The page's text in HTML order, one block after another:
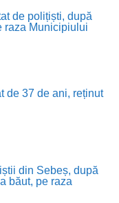
de polițiști, după
raza Municipiului
de 37 de ani, reținut
din Sebeș, după
băut, pe raza